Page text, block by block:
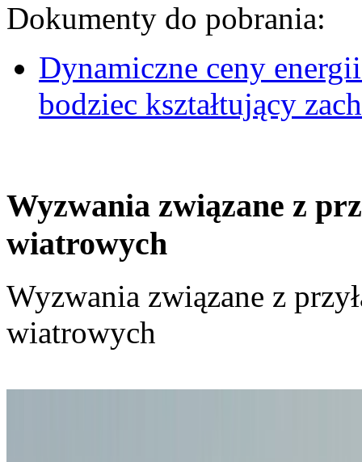
Dokumenty do pobrania:
Dynamiczne ceny
bodziec kształtujący
Wyzwania związane z
wiatrowych
Wyzwania związane z
wiatrowych